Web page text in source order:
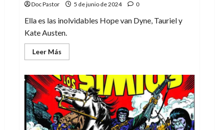
Doc Pastor 5 de junio de 2024 0
Ella es las inolvidables Hope van Dyne, Tauriel y
Kate Austen.
Leer Más
más
Hasta
pronto,
Evangeline
Lilly